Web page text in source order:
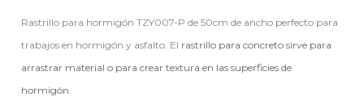
Rastrillo para hormigón TZY007-P de 50cm de ancho perfecto para
trabajos en hormigón y asfalto. El rastrillo para concreto sirve para
arrastrar material o para crear textura en las superficies de
hormigón